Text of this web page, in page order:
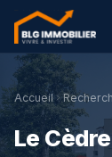
Accueil
Le